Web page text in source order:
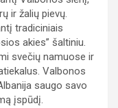
ir žalių pievų.
tradiciniais
akies” šaltiniu.
svečių namuose ir
Valbonos
saugo savo
įspūdį.